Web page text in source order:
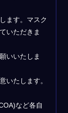
ます。マスク
いただきま
いいたしま
いたします。
など各自